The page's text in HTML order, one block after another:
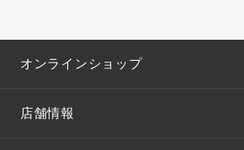
オンラインショップ
店舗情報